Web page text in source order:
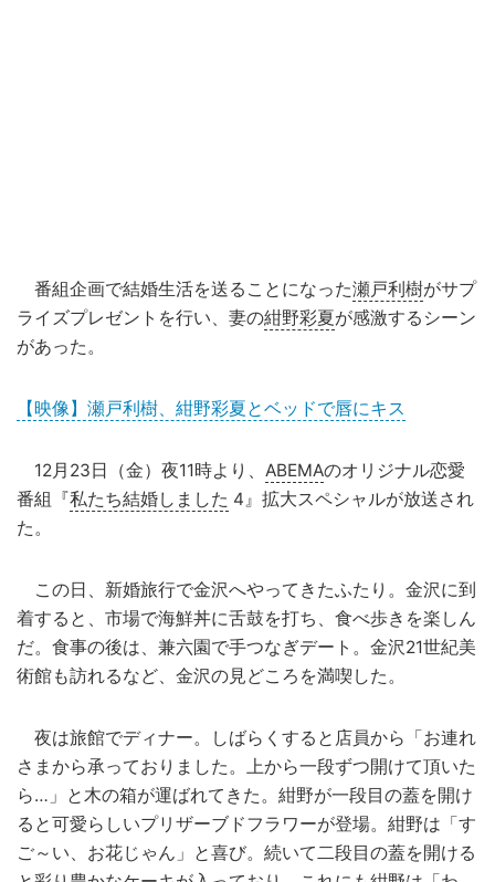
番組企画で結婚生活を送ることになった瀬戸利樹がサプ
ライズプレゼントを行い、妻の紺野彩夏が感激するシーン
があった。
【映像】瀬戸利樹、紺野彩夏とベッドで唇にキス
12月23日（金）夜11時より、 ABEMAのオリジナル恋愛
番組『私たち結婚しました 4』拡大スペシャルが放送され
た。
この日、新婚旅行で金沢へやってきたふたり。金沢に到
着すると、市場で海鮮丼に舌鼓を打ち、食べ歩きを楽しん
だ。食事の後は、兼六園で手つなぎデート。金沢21世紀美
術館も訪れるなど、金沢の見どころを満喫した。
夜は旅館でディナー。しばらくすると店員から「お連れ
さまから承っておりました。上から一段ずつ開けて頂いた
ら…」と木の箱が運ばれてきた。紺野が一段目の蓋を開け
ると可愛らしいプリザーブドフラワーが登場。紺野は「す
ご～い、お花じゃん」と喜び。続いて二段目の蓋を開ける